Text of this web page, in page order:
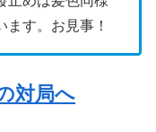
す。お見事！
対局へ